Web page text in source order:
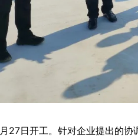
月 27日开工。 针对企业提出的协